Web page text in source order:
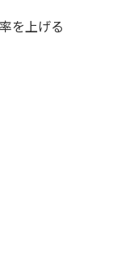
を上げる